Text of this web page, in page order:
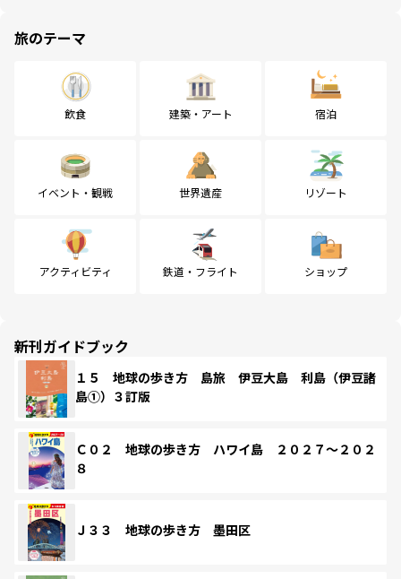
旅のテーマ
飲食 建築・アート 宿泊
イベント・観戦 世界遺産 リゾート
アクティビティ 鉄道・フライト ショップ
新刊ガイドブック
１５ 地球の歩き方 島旅 伊豆大島 利島（伊豆諸
島①）３訂版
Ｃ０２ 地球の歩き方 ハワイ島 ２０２７～２０２
８
Ｊ３３ 地球の歩き方 墨田区